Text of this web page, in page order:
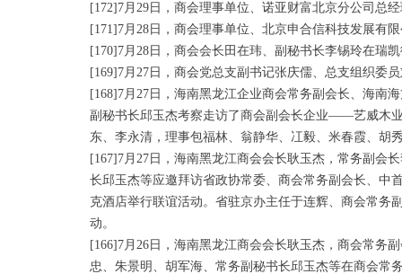
[172]7月29日，商会理事单位、诺亚财富北京分公司总
[171]7月28日，商会理事单位、北京申合信科技发展有
[170]7月28日，商会会长田在玮、副秘书长李锡玲在瑞
[169]7月27日，商会党总支副书记张庆儒、总支组织委
[168]7月27日，海南黑龙江企业商会常务副会长、海南
副秘书长邱玉杰考察走访了商会副会长企业——艺威木
东、李永清，理事包福林、翁静华、冮毅、米春霞、胡
[167]7月27日，海南黑龙江商会会长耿玉杰，常务副会
长邱玉杰等应邀拜访省政协常委、商会常务副会长、中
克酒店举行联谊活动。省驻京办主任于连辉、商会常务
动。
[166]7月26日，海南黑龙江商会会长耿玉杰，商会常务
忠、朱景明、胡军海、常务副秘书长邱玉杰等在商会常